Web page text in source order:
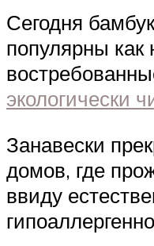
Сегодня
популярны как
экологически
Занавески
домов, где
ввиду